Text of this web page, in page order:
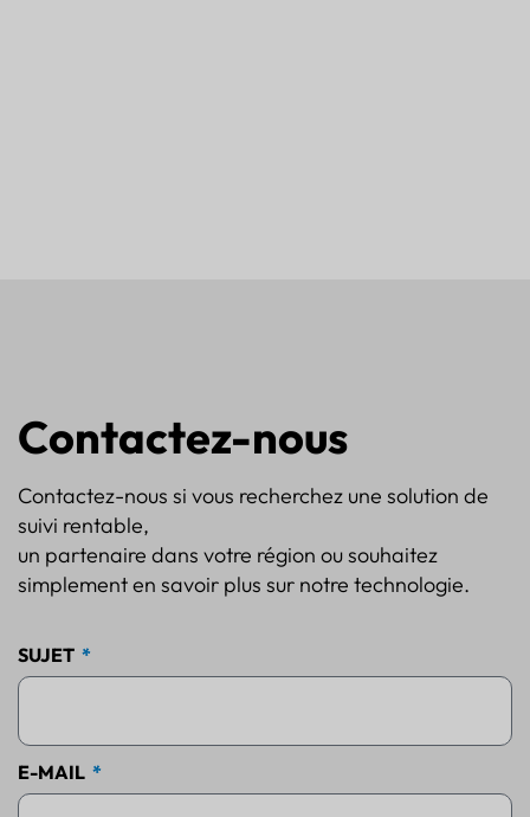
Contactez-nous
Contactez-nous si vous recherchez une solution de
suivi rentable,
un partenaire dans votre région ou souhaitez
simplement en savoir plus sur notre technologie.
SUJET
E-MAIL